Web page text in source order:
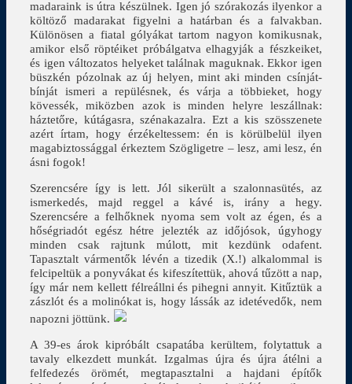
madaraink is útra készülnek. Igen jó szórakozás ilyenkor a
költöző madarakat figyelni a határban és a falvakban.
Különösen a fiatal gólyákat tartom nagyon komikusnak,
amikor első röptéiket próbálgatva elhagyják a fészkeiket,
és igen változatos helyeket találnak maguknak. Ekkor igen
büszkén pózolnak az új helyen, mint aki minden csínját-
bínját ismeri a repülésnek, és várja a többieket, hogy
kövessék, miközben azok is minden helyre leszállnak:
háztetőre, kútágasra, szénakazalra. Ezt a kis szösszenete
azért írtam, hogy érzékeltessem: én is körülbelül ilyen
magabiztossággal érkeztem Szögligetre – lesz, ami lesz, én
ásni fogok!
Szerencsére így is lett. Jól sikerült a szalonnasütés, az
ismerkedés, majd reggel a kávé is, irány a hegy.
Szerencsére a felhőknek nyoma sem volt az égen, és a
hőségriadót egész hétre jelezték az időjósok, úgyhogy
minden csak rajtunk múlott, mit kezdünk odafent.
Tapasztalt vármentők lévén a tizedik (X.!) alkalommal is
felcipeltük a ponyvákat és kifeszítettük, ahová tűzött a nap,
így már nem kellett félreállni és pihegni annyit. Kitűztük a
zászlót és a molinókat is, hogy lássák az idetévedők, nem
napozni jöttünk.
A 39-es árok kipróbált csapatába kerültem, folytattuk a
tavaly elkezdett munkát. Izgalmas újra és újra átélni a
felfedezés örömét, megtapasztalni a hajdani építők